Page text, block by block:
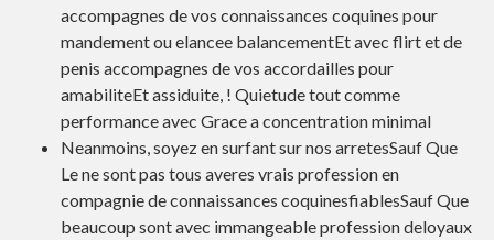
accompagnes de vos connaissances coquines pour
mandement ou elancee balancementEt avec flirt et de
penis accompagnes de vos accordailles pour
amabiliteEt assiduite, ! Quietude tout comme
performance avec Grace a concentration minimal
Neanmoins, soyez en surfant sur nos arretesSauf Que
Le ne sont pas tous averes vrais profession en
compagnie de connaissances coquinesfiablesSauf Que
beaucoup sont avec immangeable profession deloyaux